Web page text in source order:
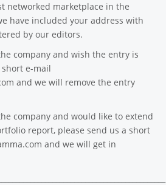
networked marketplace in the
have included your address with
by our editors.
company and wish the entry is
short e-mail
and we will remove the entry
company and would like to extend
report, please send us a short
and we will get in